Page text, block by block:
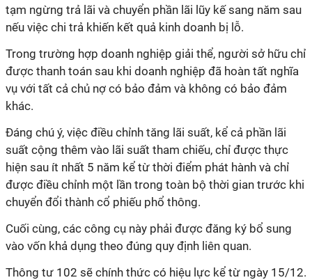
tạm ngừng trả lãi và chuyển phần lãi lũy kế sang năm sau
nếu việc chi trả khiến kết quả kinh doanh bị lỗ.
Trong trường hợp doanh nghiệp giải thể, người sở hữu chỉ
được thanh toán sau khi doanh nghiệp đã hoàn tất nghĩa
vụ với tất cả chủ nợ có bảo đảm và không có bảo đảm
khác.
Đáng chú ý, việc điều chỉnh tăng lãi suất, kể cả phần lãi
suất cộng thêm vào lãi suất tham chiếu, chỉ được thực
hiện sau ít nhất 5 năm kể từ thời điểm phát hành và chỉ
được điều chỉnh một lần trong toàn bộ thời gian trước khi
chuyển đổi thành cổ phiếu phổ thông.
Cuối cùng, các công cụ này phải được đăng ký bổ sung
vào vốn khả dụng theo đúng quy định liên quan.
Thông tư 102 sẽ chính thức có hiệu lực kể từ ngày 15/12.